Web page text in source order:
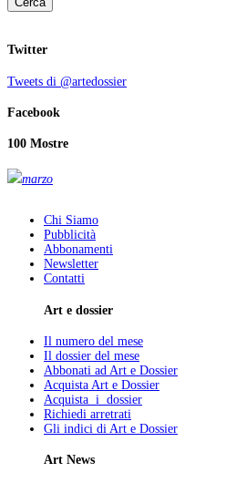
Twitter
Tweets di @artedossier
Facebook
100 Mostre
marzo
Chi Siamo
Pubblicità
Abbonamenti
Newsletter
Contatti
Art e dossier
Il numero del mese
Il dossier del mese
Abbonati ad Art e Dossier
Acquista Art e Dossier
Acquista i dossier
Richiedi arretrati
Gli indici di Art e Dossier
Art News